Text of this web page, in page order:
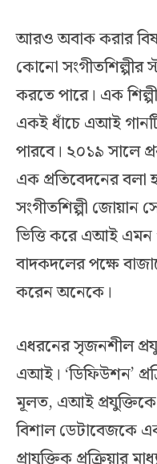
আরও অবাক করার
কোনো সংগীতশিল্পীর
করতে পারে। এক
একই ধাঁচে এআই
পারবে। ২০১৯ সালে
এক প্রতিবেদনের বলা
সংগীতশিল্পী জোয়ান
ভিত্তি করে এআই এমন
বাদকদলের পক্ষে
করেন অনেকে।
এধরনের সৃজনশীল
এআই। ‘ডিফিউশন’
মূলত, এআই প্রযুক্তিকে
বিশাল ডেটাবেজকে